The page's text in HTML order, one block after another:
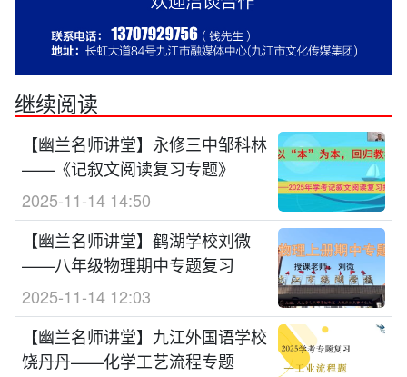
继续阅读
【幽兰名师讲堂】永修三中邹科林
——《记叙文阅读复习专题》
2025-11-14 14:50
【幽兰名师讲堂】鹤湖学校刘微
——八年级物理期中专题复习
2025-11-14 12:03
【幽兰名师讲堂】九江外国语学校
饶丹丹——化学工艺流程专题